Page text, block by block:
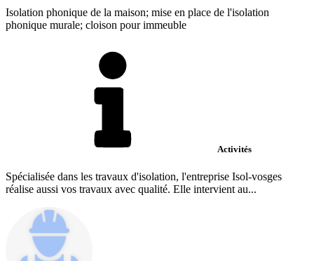
Isolation phonique de la maison; mise en place de l'isolation
phonique murale; cloison pour immeuble
Activités
Spécialisée dans les travaux d'isolation, l'entreprise Isol-vosges
réalise aussi vos travaux avec qualité. Elle intervient au...